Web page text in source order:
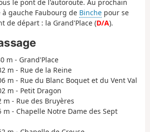
le pont de l'autoroute. Au prochain
gauche Faubourg de Binche pour se
de départ : la Grand'Place (D/A).
m - Grand'Place
m - Rue de la Reine
m - Rue du Blanc Boquet et du Vent Val
m - Petit Dragon
m - Rue des Bruyères
m - Chapelle Notre Dame des Sept